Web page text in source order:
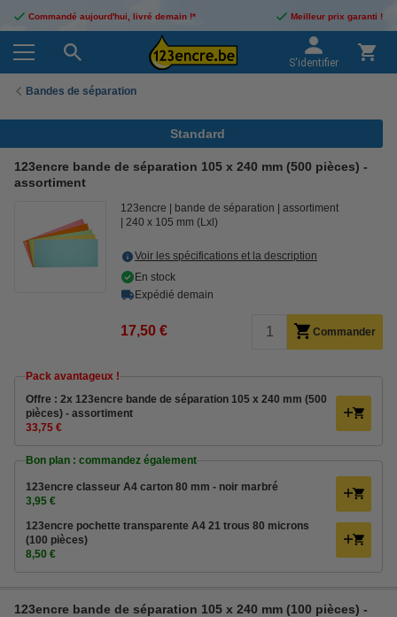
Commandé aujourd'hui, livré demain !* Meilleur prix garanti !
S'identifier
Bandes de séparation
Standard
123encre bande de séparation 105 x 240 mm (500 pièces) -
assortiment
123encre bande de séparation
assortiment
240 x 105 mm (Lxl)
Voir les spécifications et la description
En stock
Expédié demain
17,50 € Commander
Pack avantageux !
Offre : 2x 123encre bande de séparation 105 x 240 mm (500
pièces) - assortiment
33,75 €
Bon plan : commandez également
123encre classeur A4 carton 80 mm - noir marbré
3,95 €
123encre pochette transparente A4 21 trous 80 microns
(100 pièces)
8,50 €
123encre bande de séparation 105 x 240 mm (100 pièces) -